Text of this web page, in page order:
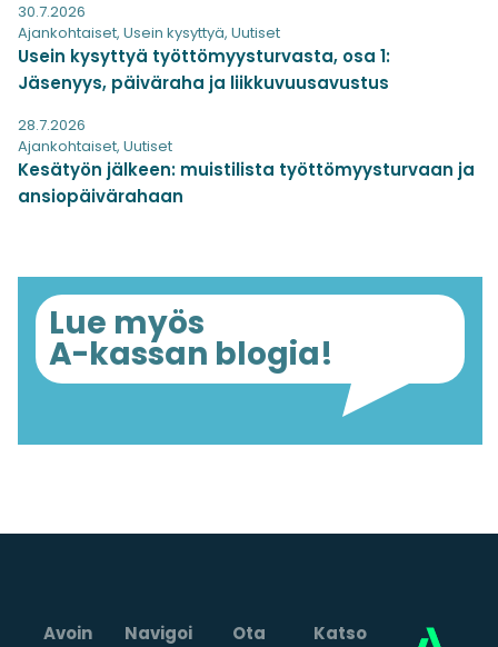
30.7.2026
Ajankohtaiset, Usein kysyttyä, Uutiset
Usein kysyttyä työttömyysturvasta, osa 1:
Jäsenyys, päiväraha ja liikkuvuusavustus
28.7.2026
Ajankohtaiset, Uutiset
Kesätyön jälkeen: muistilista työttömyysturvaan ja
ansiopäivärahaan
Lue myös
A-kassan blogia!
Avoin
Ota
Navigoi
Katso